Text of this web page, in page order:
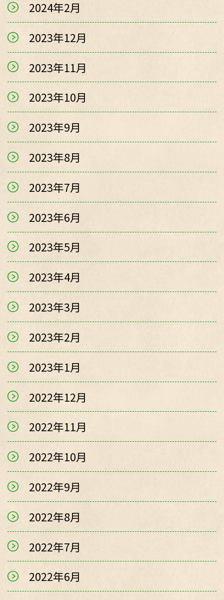
2024年2月
2023年12月
2023年11月
2023年10月
2023年9月
2023年8月
2023年7月
2023年6月
2023年5月
2023年4月
2023年3月
2023年2月
2023年1月
2022年12月
2022年11月
2022年10月
2022年9月
2022年8月
2022年7月
2022年6月